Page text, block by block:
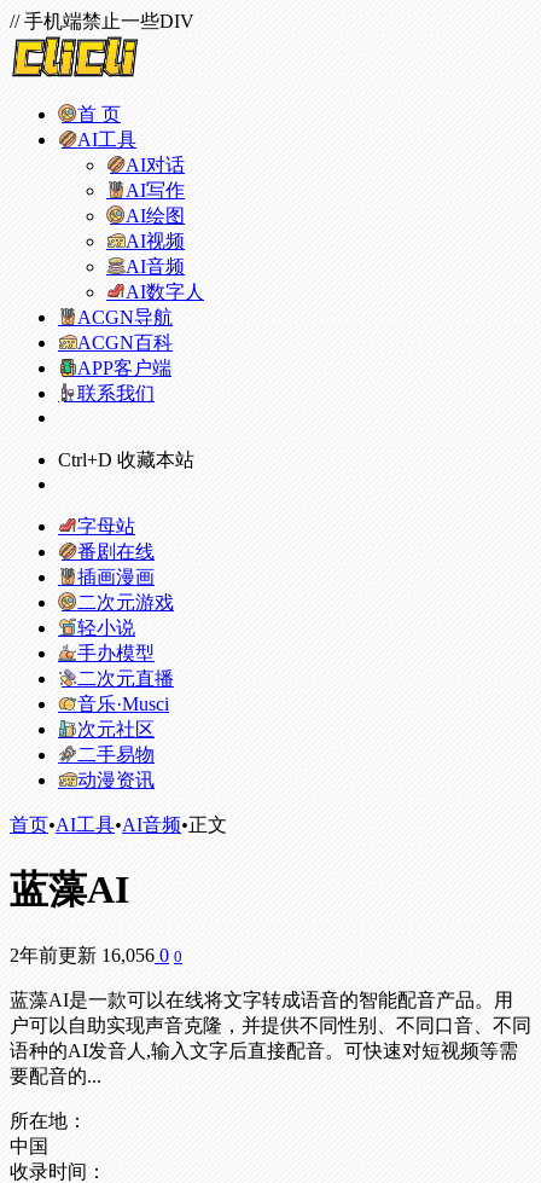
// 手机端禁止一些DIV
首 页
AI工具
AI对话
AI写作
AI绘图
AI视频
AI音频
AI数字人
ACGN导航
ACGN百科
APP客户端
联系我们
Ctrl+D 收藏本站
字母站
番剧在线
插画漫画
二次元游戏
轻小说
手办模型
二次元直播
音乐·Musci
次元社区
二手易物
动漫资讯
首页•AI工具•AI音频•正文
蓝藻AI
2年前更新 16,056 0 0
蓝藻AI是一款可以在线将文字转成语音的智能配音产品。用
户可以自助实现声音克隆，并提供不同性别、不同口音、不同
语种的AI发音人,输入文字后直接配音。可快速对短视频等需
要配音的...
所在地：
中国
收录时间：